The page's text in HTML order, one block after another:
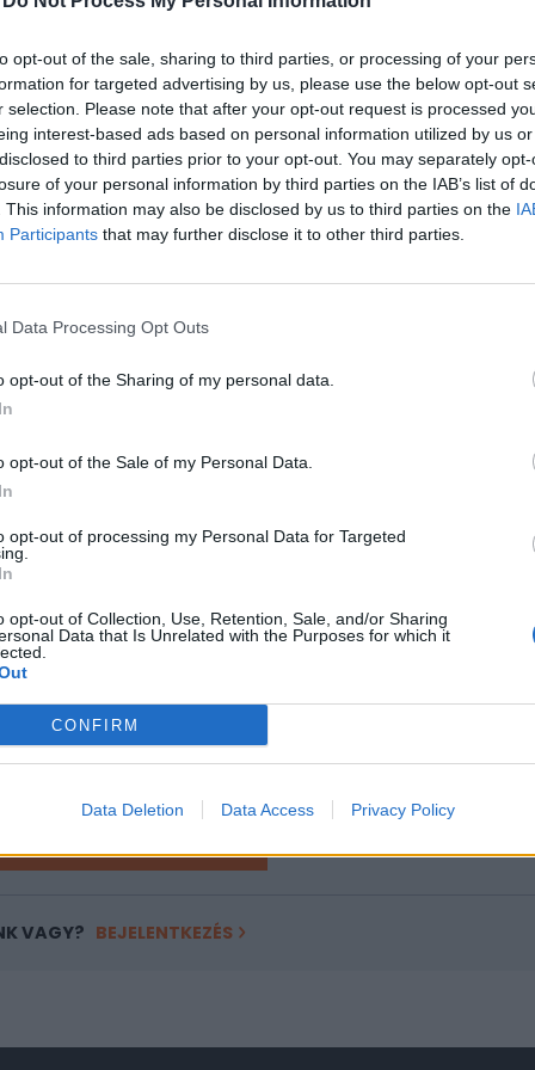
opt-out of the sale, sharing to third parties, or processing of your
for targeted advertising by us, please use the below opt-out
selection. Please note that after your opt-out request is processed
interest-based ads based on personal information utilized by us
to third parties prior to your opt-out. You may separately
of your personal information by third parties on the IAB’s list of
This information may also be disclosed by us to third parties on the
Participants that may further disclose it to other third parties.
Data Processing Opt Outs
opt-out of the Sharing of my personal data.
opt-out of the Sale of my Personal Data.
opt-out of processing my Personal Data for Targeted
opt-out of Collection, Use, Retention, Sale, and/or Sharing
Data that Is Unrelated with the Purposes for which it
CONFIRM
Data Deletion Data Access Privacy Policy
úgyis, miért éppen Románia nem? Az elmúlt
tűnik, Romániával szemben nem ingott meg
a válság kitörése óta legalacsonyabb szintre
és látványosan elszakadt a magyartól. Az utóbbi
gazdasági kilátásokról beszélt, és egy
a javulást. A gazdasági folyamatokat illetően
jött a "tavasz", csak az idei év első negyedévében
Romániát is eléri az adósságválságból kiinduló
Egyre több példa mutatja, hogy Románia megítélése
közzé például a Bank of America Merrill Lynch, a jövő évi
3,5%-ra emelve, és hasonló növekedést vár a Nordea is. Egy
az európai adósságválság közepette "leszakadt"...
portfolio.hu hírarchívumához tartozik, melynek olvasása
cikkarchívum
VAGY? BEJELENTKEZÉS